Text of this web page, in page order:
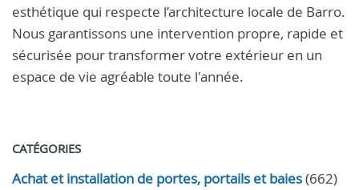
esthétique qui respecte l’architecture locale de Barro.
Nous garantissons une intervention propre, rapide et
sécurisée pour transformer votre extérieur en un
espace de vie agréable toute l'année.
CATÉGORIES
Achat et installation de portes, portails et baies(662)